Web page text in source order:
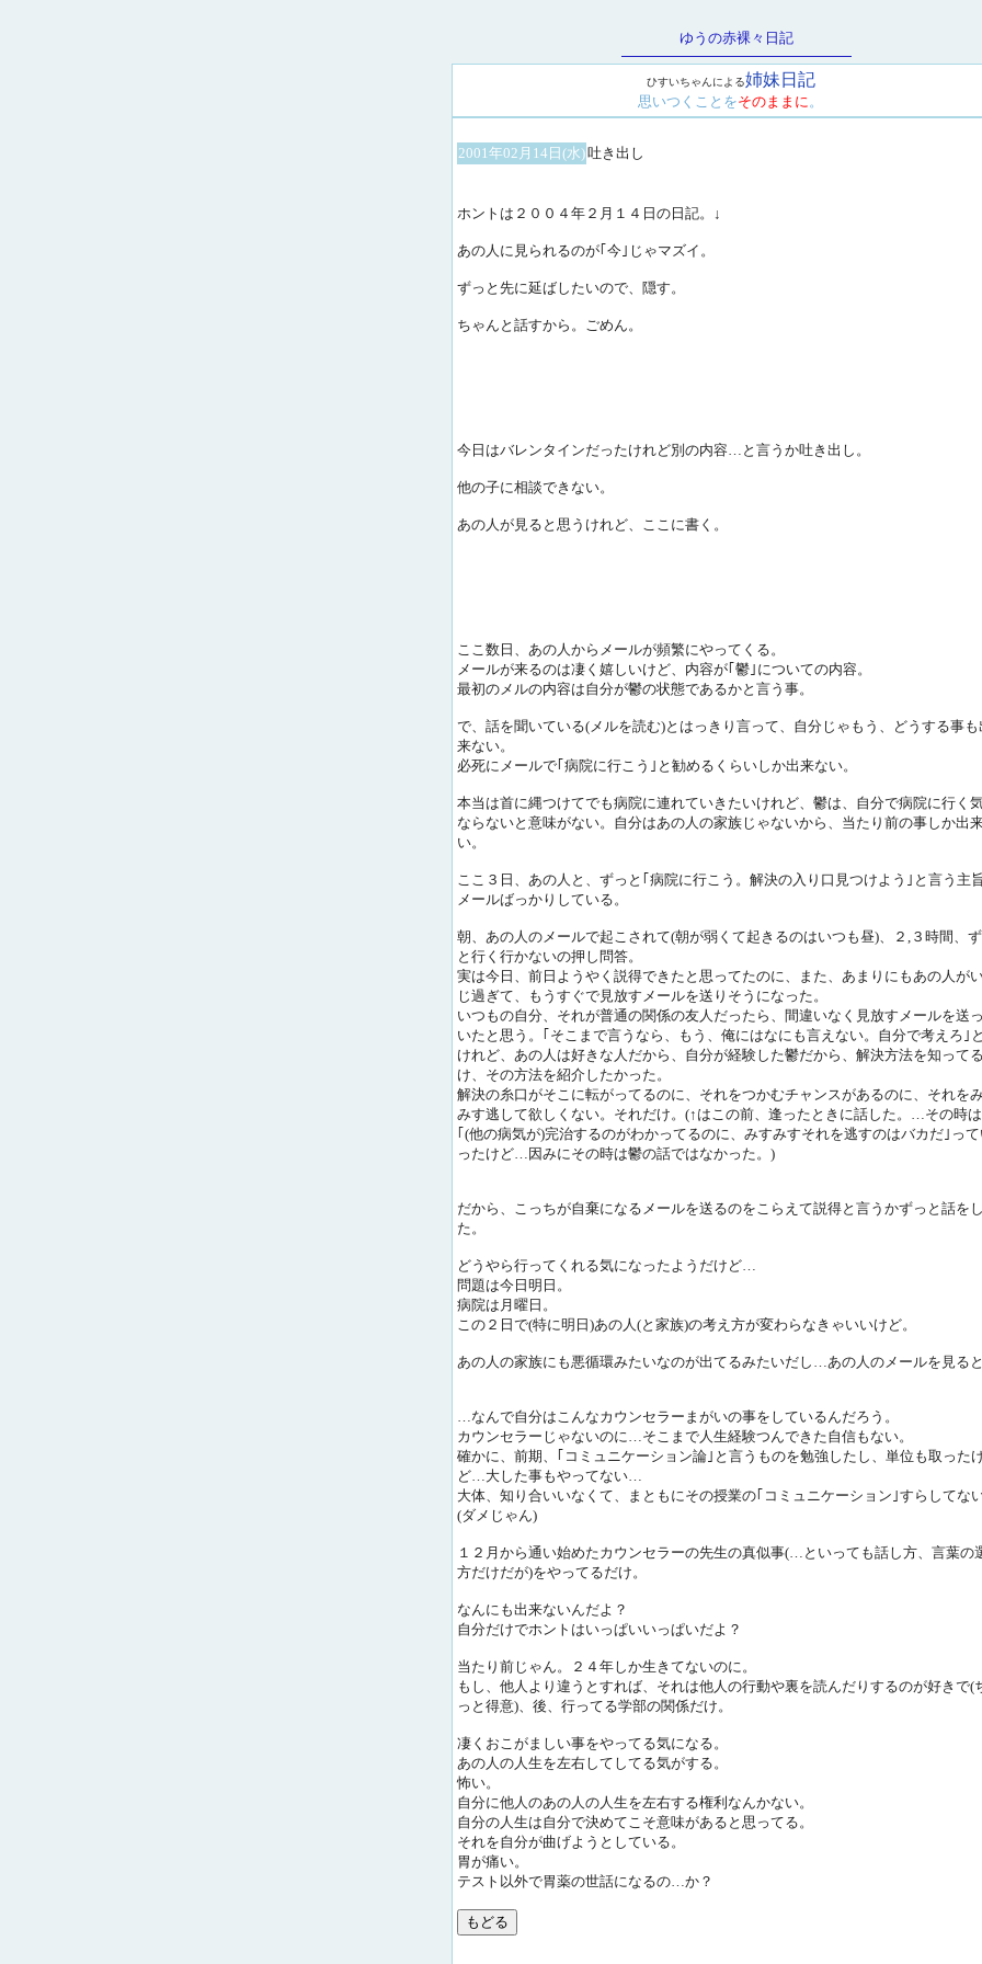
ゆうの赤裸々日記
ひすいちゃんによる姉妹日記
思いつくことをそのままに。
2001年02月14日(水)吐き出し
ホントは２００４年２月１４日の日記。↓
あの人に見られるのが｢今｣じゃマズイ。
ずっと先に延ばしたいので、隠す。
ちゃんと話すから。ごめん。
今日はバレンタインだったけれど別の内容…と言うか吐き出し。
他の子に相談できない。
あの人が見ると思うけれど、ここに書く。
ここ数日、あの人からメールが頻繁にやってくる。
メールが来るのは凄く嬉しいけど、内容が｢鬱｣についての内容。
最初のメルの内容は自分が鬱の状態であるかと言う事。
で、話を聞いている(メルを読む)とはっきり言って、自分じゃもう、どうする事も
来ない。
必死にメールで｢病院に行こう｣と勧めるくらいしか出来ない。
本当は首に縄つけてでも病院に連れていきたいけれど、鬱は、自分で病院に行く
ならないと意味がない。自分はあの人の家族じゃないから、当たり前の事しか出
い。
ここ３日、あの人と、ずっと｢病院に行こう。解決の入り口見つけよう｣と言う主
メールばっかりしている。
朝、あの人のメールで起こされて(朝が弱くて起きるのはいつも昼)、２,３時間、
と行く行かないの押し問答。
実は今日、前日ようやく説得できたと思ってたのに、また、あまりにもあの人が
じ過ぎて、もうすぐで見放すメールを送りそうになった。
いつもの自分、それが普通の関係の友人だったら、間違いなく見放すメールを送
いたと思う。｢そこまで言うなら、もう、俺にはなにも言えない。自分で考えろ｣と
けれど、あの人は好きな人だから、自分が経験した鬱だから、解決方法を知って
け、その方法を紹介したかった。
解決の糸口がそこに転がってるのに、それをつかむチャンスがあるのに、それを
みす逃して欲しくない。それだけ。(↑はこの前、逢ったときに話した。…その時は
｢(他の病気が)完治するのがわかってるのに、みすみすそれを逃すのはバカだ｣っ
ったけど…因みにその時は鬱の話ではなかった。)
だから、こっちが自棄になるメールを送るのをこらえて説得と言うかずっと話をし
た。
どうやら行ってくれる気になったようだけど…
問題は今日明日。
病院は月曜日。
この２日で(特に明日)あの人(と家族)の考え方が変わらなきゃいいけど。
あの人の家族にも悪循環みたいなのが出てるみたいだし…あの人のメールを見ると
…なんで自分はこんなカウンセラーまがいの事をしているんだろう。
カウンセラーじゃないのに…そこまで人生経験つんできた自信もない。
確かに、前期、｢コミュニケーション論｣と言うものを勉強したし、単位も取った
ど…大した事もやってない…
大体、知り合いいなくて、まともにその授業の｢コミュニケーション｣すらしてない
(ダメじゃん)
１２月から通い始めたカウンセラーの先生の真似事(…といっても話し方、言葉の
方だけだが)をやってるだけ。
なんにも出来ないんだよ？
自分だけでホントはいっぱいいっぱいだよ？
当たり前じゃん。２４年しか生きてないのに。
もし、他人より違うとすれば、それは他人の行動や裏を読んだりするのが好きで(
っと得意)、後、行ってる学部の関係だけ。
凄くおこがましい事をやってる気になる。
あの人の人生を左右してしてる気がする。
怖い。
自分に他人のあの人の人生を左右する権利なんかない。
自分の人生は自分で決めてこそ意味があると思ってる。
それを自分が曲げようとしている。
胃が痛い。
テスト以外で胃薬の世話になるの…か？